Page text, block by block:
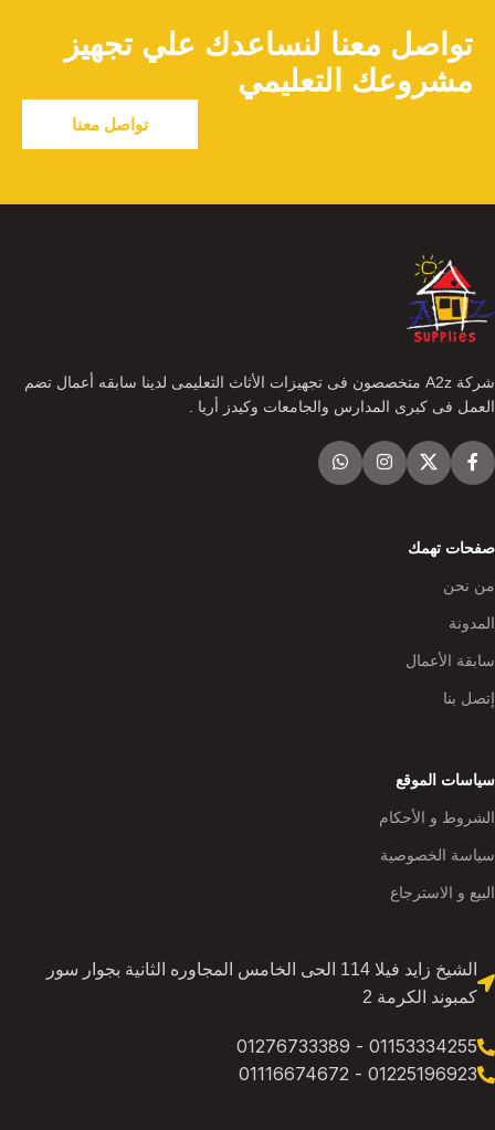
تواصل معنا لنساعدك علي تجهيز
مشروعك التعليمي
تواصل معنا
شركة A2z متخصصون فى تجهيزات الأثاث التعليمى لدينا سابقه أعمال تضم
العمل فى كبرى المدارس والجامعات وكيدز أريا .
صفحات تهمك
من نحن
المدونة
سابقة الأعمال
إتصل بنا
سياسات الموقع
الشروط و الأحكام
سياسة الخصوصية
البيع و الاسترجاع
الشيخ زايد فيلا 114 الحى الخامس المجاوره الثانية بجوار سور
كمبوند الكرمة 2
01153334255 - 01276733389
01225196923 - 01116674672